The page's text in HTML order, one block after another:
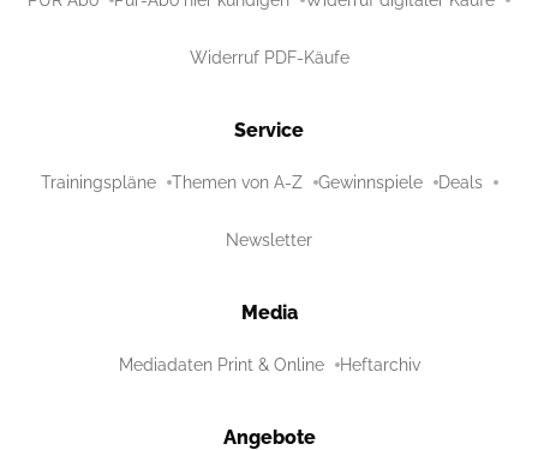
Widerruf PDF-Käufe
Service
Trainingspläne Themen von A-Z Gewinnspiele Deals
Newsletter
Media
Mediadaten Print & Online Heftarchiv
Angebote